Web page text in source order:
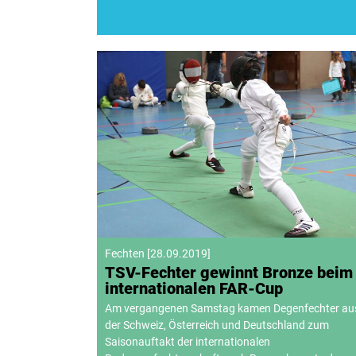
Fechten [28.09.2019]
TSV-Fechter gewinnt Bronze beim
internationalen FAR-Cup
Am vergangenen Samstag kamen Degenfechter
der Schweiz, Österreich und Deutschland zum
Saisonauftakt der internationalen